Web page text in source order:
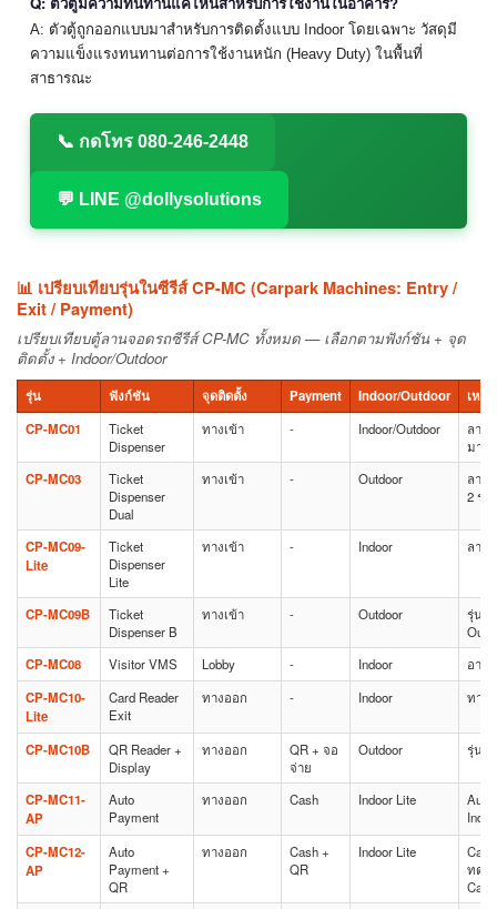
A: ตัวตู้ถูกออกแบบมาสำหรับการติดตั้งแบบ Indoor โดยเฉพาะ วัสดุมี
ความแข็งแรงทนทานต่อการใช้งานหนัก (Heavy Duty) ในพื้นที่
สาธารณะ
📞 กดโทร 080-246-2448
💬 LINE @dollysolutions
📊 เปรียบเทียบรุ่นในซีรีส์ CP-MC (Carpark Machines: Entry /
Exit / Payment)
เปรียบเทียบตู้ลานจอดรถซีรีส์ CP-MC ทั้งหมด — เลือกตามฟังก์ชัน + จุด
ติดตั้ง + Indoor/Outdoor
รุ่น ฟังก์ชัน จุดติดตั้ง Payment Indoor/Outdoor
เหม
CP-MC01
Ticket
Dispenser
ทางเข้า - Indoor/Outdoor
ลาน
มาต
CP-MC03
Ticket
Dispenser
Dual
ทางเข้า - Outdoor
ลาน
2 ระ
CP-MC09-
Lite
Ticket
Dispenser
Lite
ทางเข้า - Indoor ลาน
CP-MC09B
Ticket
Dispenser B
ทางเข้า - Outdoor
รุ่นใ
CP-MC08 Visitor VMS Lobby - Indoor อาค
CP-MC10-
Lite
Card Reader
Exit
ทางออก - Indoor ทาง
CP-MC10B
QR Reader +
Display
ทางออก
QR + จอ
จ่าย
Outdoor รุ่นใ
CP-MC11-
AP
Auto
Payment
ทางออก Cash Indoor Lite
Auto
CP-MC12-
AP
Auto
Payment +
QR
ทางออก
Cash +
QR
Indoor Lite
ทดแ